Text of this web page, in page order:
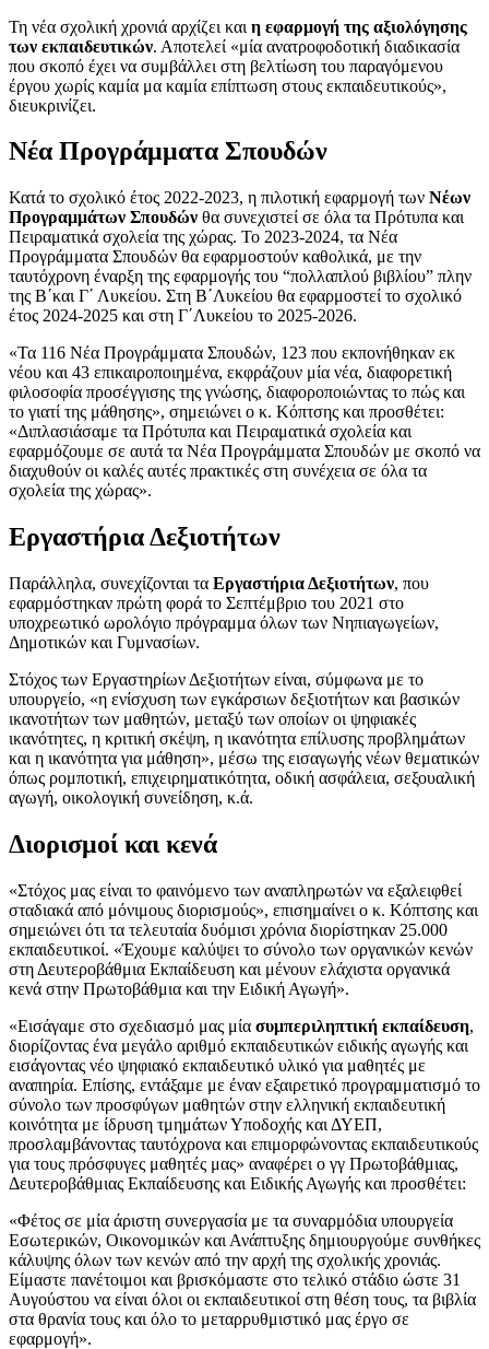
Τη νέα σχολική χρονιά αρχίζει και η εφαρμογή της αξιολόγησης
των εκπαιδευτικών. Αποτελεί «μία ανατροφοδοτική διαδικασία
που σκοπό έχει να συμβάλλει στη βελτίωση του παραγόμενου
έργου χωρίς καμία μα καμία επίπτωση στους εκπαιδευτικούς»,
διευκρινίζει.
Νέα Προγράμματα Σπουδών
Κατά το σχολικό έτος 2022-2023, η πιλοτική εφαρμογή των Νέων
Προγραμμάτων Σπουδών θα συνεχιστεί σε όλα τα Πρότυπα και
Πειραματικά σχολεία της χώρας. Το 2023-2024, τα Νέα
Προγράμματα Σπουδών θα εφαρμοστούν καθολικά, με την
ταυτόχρονη έναρξη της εφαρμογής του “πολλαπλού βιβλίου” πλην
της Β΄και Γ΄ Λυκείου. Στη Β΄Λυκείου θα εφαρμοστεί το σχολικό
έτος 2024-2025 και στη Γ΄Λυκείου το 2025-2026.
«Τα 116 Νέα Προγράμματα Σπουδών, 123 που εκπονήθηκαν εκ
νέου και 43 επικαιροποιημένα, εκφράζουν μία νέα, διαφορετική
φιλοσοφία προσέγγισης της γνώσης, διαφοροποιώντας το πώς και
το γιατί της μάθησης», σημειώνει ο κ. Κόπτσης και προσθέτει:
«Διπλασιάσαμε τα Πρότυπα και Πειραματικά σχολεία και
εφαρμόζουμε σε αυτά τα Νέα Προγράμματα Σπουδών με σκοπό να
διαχυθούν οι καλές αυτές πρακτικές στη συνέχεια σε όλα τα
σχολεία της χώρας».
Εργαστήρια Δεξιοτήτων
Παράλληλα, συνεχίζονται τα Εργαστήρια Δεξιοτήτων, που
εφαρμόστηκαν πρώτη φορά το Σεπτέμβριο του 2021 στο
υποχρεωτικό ωρολόγιο πρόγραμμα όλων των Νηπιαγωγείων,
Δημοτικών και Γυμνασίων.
Στόχος των Εργαστηρίων Δεξιοτήτων είναι, σύμφωνα με το
υπουργείο, «η ενίσχυση των εγκάρσιων δεξιοτήτων και βασικών
ικανοτήτων των μαθητών, μεταξύ των οποίων οι ψηφιακές
ικανότητες, η κριτική σκέψη, η ικανότητα επίλυσης προβλημάτων
και η ικανότητα για μάθηση», μέσω της εισαγωγής νέων θεματικών
όπως ρομποτική, επιχειρηματικότητα, οδική ασφάλεια, σεξουαλική
αγωγή, οικολογική συνείδηση, κ.ά.
Διορισμοί και κενά
«Στόχος μας είναι το φαινόμενο των αναπληρωτών να εξαλειφθεί
σταδιακά από μόνιμους διορισμούς», επισημαίνει ο κ. Κόπτσης και
σημειώνει ότι τα τελευταία δυόμισι χρόνια διορίστηκαν 25.000
εκπαιδευτικοί. «Έχουμε καλύψει το σύνολο των οργανικών κενών
στη Δευτεροβάθμια Εκπαίδευση και μένουν ελάχιστα οργανικά
κενά στην Πρωτοβάθμια και την Ειδική Αγωγή».
«Εισάγαμε στο σχεδιασμό μας μία συμπεριληπτική εκπαίδευση,
διορίζοντας ένα μεγάλο αριθμό εκπαιδευτικών ειδικής αγωγής και
εισάγοντας νέο ψηφιακό εκπαιδευτικό υλικό για μαθητές με
αναπηρία. Επίσης, εντάξαμε με έναν εξαιρετικό προγραμματισμό το
σύνολο των προσφύγων μαθητών στην ελληνική εκπαιδευτική
κοινότητα με ίδρυση τμημάτων Υποδοχής και ΔΥΕΠ,
προσλαμβάνοντας ταυτόχρονα και επιμορφώνοντας εκπαιδευτικούς
για τους πρόσφυγες μαθητές μας» αναφέρει ο γγ Πρωτοβάθμιας,
Δευτεροβάθμιας Εκπαίδευσης και Ειδικής Αγωγής και προσθέτει:
«Φέτος σε μία άριστη συνεργασία με τα συναρμόδια υπουργεία
Εσωτερικών, Οικονομικών και Ανάπτυξης δημιουργούμε συνθήκες
κάλυψης όλων των κενών από την αρχή της σχολικής χρονιάς.
Είμαστε πανέτοιμοι και βρισκόμαστε στο τελικό στάδιο ώστε 31
Αυγούστου να είναι όλοι οι εκπαιδευτικοί στη θέση τους, τα βιβλία
στα θρανία τους και όλο το μεταρρυθμιστικό μας έργο σε
εφαρμογή».